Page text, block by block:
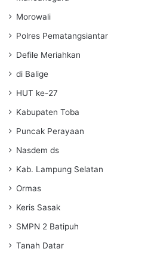
Morowali
Polres Pematangsiantar
Defile Meriahkan
di Balige
HUT ke-27
Kabupaten Toba
Puncak Perayaan
Nasdem ds
Kab. Lampung Selatan
Ormas
Keris Sasak
SMPN 2 Batipuh
Tanah Datar